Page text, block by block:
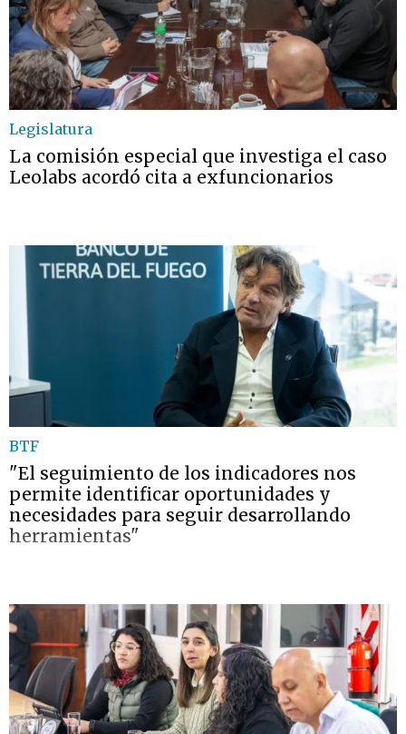
Legislatura
La comisión especial que investiga el caso
Leolabs acordó cita a exfuncionarios
BTF
"El seguimiento de los indicadores nos
permite identificar oportunidades y
necesidades para seguir desarrollando
herramientas"